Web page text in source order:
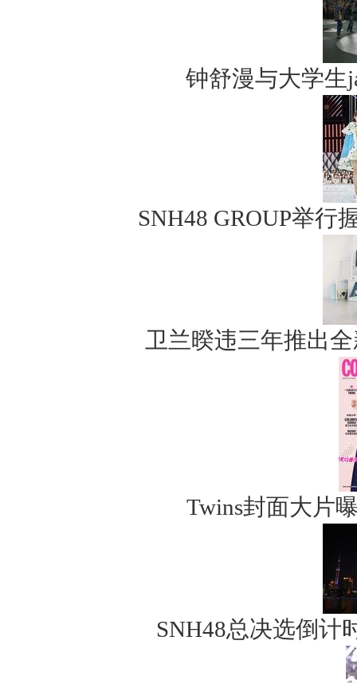
钟舒漫与大学生
SNH48 GROUP举行
卫兰暌违三年推出
Twins封面大片
SNH48总决选倒计